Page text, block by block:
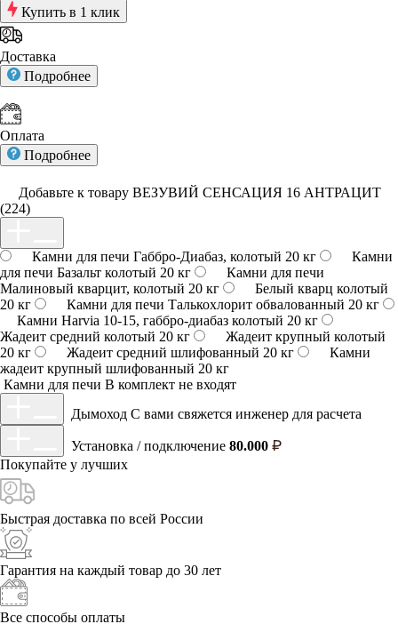
Купить в 1 клик
Доставка
Подробнее
Оплата
Подробнее
Добавьте к товару ВЕЗУВИЙ СЕНСАЦИЯ 16 АНТРАЦИТ
(224)
Камни для печи Габбро-Диабаз, колотый 20 кг
Камни
для печи Базальт колотый 20 кг
Камни для печи
Малиновый кварцит, колотый 20 кг
Белый кварц колотый
20 кг
Камни для печи Талькохлорит обвалованный 20 кг
Камни Harvia 10-15, габбро-диабаз колотый 20 кг
Жадеит средний колотый 20 кг
Жадеит крупный колотый
20 кг
Жадеит средний шлифованный 20 кг
Камни
жадеит крупный шлифованный 20 кг
Камни для печи В комплект не входят
Дымоход С вами свяжется инженер для расчета
Установка / подключение 80.000
Покупайте у лучших
Быстрая доставка по всей России
Гарантия на каждый товар до 30 лет
Все способы оплаты